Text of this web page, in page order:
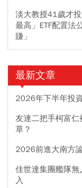
淡大教授41歲才
最高」ETF配置法
賺」
最新文章
2026年下半年投
友達二把手柯富
草？
2026前進大南方
佳世達集團艦隊
入